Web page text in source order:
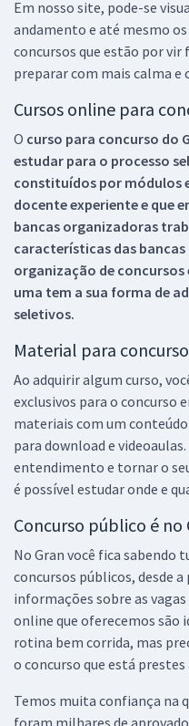
Em nosso site, pode-se
andamento e até mesmo
concursos que estão por vir
preparar com mais calma e
Cursos online para
O curso para concurso do
estudar para o processo
constituídos por módulos
docente experiente e que
bancas organizadoras
características das
organização de
uma tem a sua forma de
seletivos.
Material para concurso
Ao adquirir algum curso,
exclusivos para o concurso
materiais com um
para download e
entendimento e tornar o
é possível estudar onde e
Concurso público é no
No Gran você fica sabendo
concursos públicos, desde
informações sobre as
online que oferecemos são
rotina bem corrida, mas
o concurso que está
Temos muita confiança na
foram milhares de